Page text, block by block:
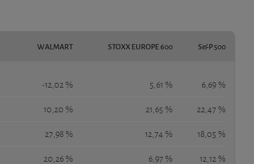
WALMART STOXX EUROPE 600 S&P 500
-12,02 % 5,61 % 6,69 %
10,20 % 21,65 % 22,47 %
27,98 % 12,74 % 18,05 %
20,26 % 6,97 % 12,12 %